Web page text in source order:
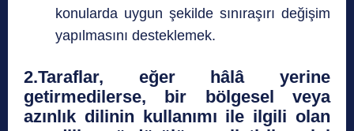
konularda uygun şekilde sınıraşırı değişim
yapılmasını desteklemek.
2.Taraflar, eğer hâlâ yerine
getirmedilerse, bir bölgesel veya
azınlık dilinin kullanımı ile ilgili olan